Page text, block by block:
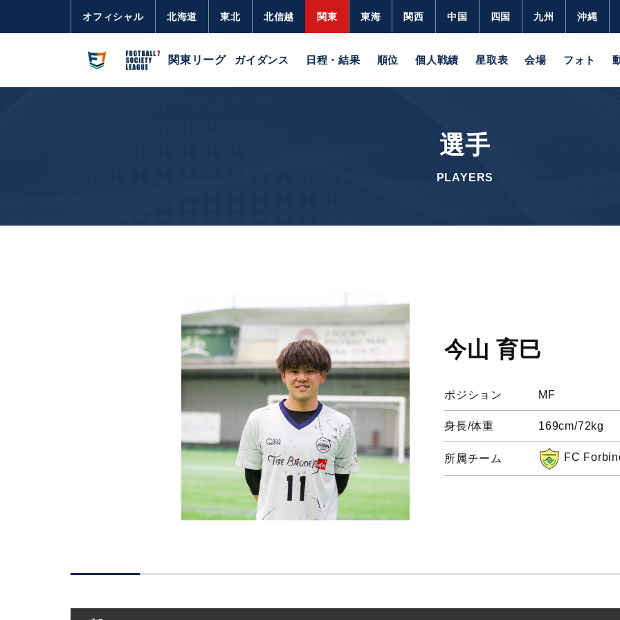
オフィシャル 北海道 東北 北信越 関東 東海 関西 中国 四国 九州 沖縄
関東リーグ ガイダンス 日程・結果 順位 個人戦績 星取表 会場 フォト
選手
PLAYERS
今山 育巳
ポジション MF
身長/体重 169cm/72kg
所属チーム FC